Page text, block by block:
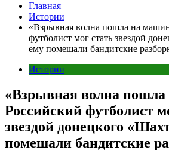
Главная
Истории
«Взрывная волна пошла на
футболист мог стать звездой
ему помешали бандитские
Истории
«Взрывная волна
Российский футболист
звездой донецкого
помешали бандитские